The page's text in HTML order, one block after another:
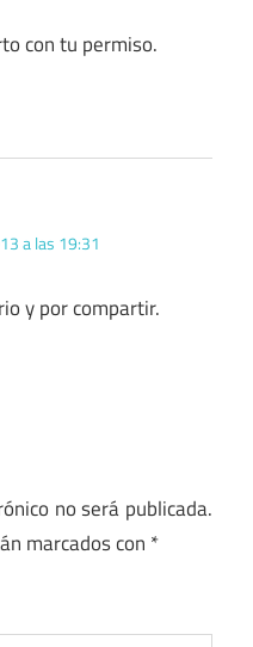
con tu permiso.
a las 19:31
y por compartir.
no será publicada.
marcados con *